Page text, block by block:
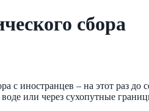
сбора
с иностранцев – на этот раз до
или через сухопутные